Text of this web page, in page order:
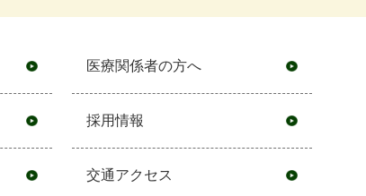
医療関係者の方へ
採用情報
交通アクセス